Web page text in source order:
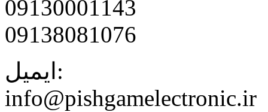
09130001143
09138081076
ایمیل:
info@pishgamelectronic.ir